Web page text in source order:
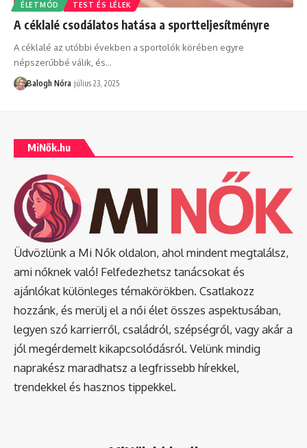
ÉLETMÓD TEST ÉS LÉLEK
A céklalé csodálatos hatása a sportteljesítményre
A céklalé az utóbbi években a sportolók körében egyre
népszerűbbé válik, és…
Balogh Nóra július 23, 2025
MiNők.hu
Üdvözlünk a Mi Nők oldalon, ahol mindent megtalálsz,
ami nőknek való! Felfedezhetsz tanácsokat és
ajánlókat különleges témakörökben. Csatlakozz
hozzánk, és merülj el a női élet összes aspektusában,
legyen szó karrierről, családról, szépségről, vagy akár a
jól megérdemelt kikapcsolódásról. Velünk mindig
naprakész maradhatsz a legfrissebb hírekkel,
trendekkel és hasznos tippekkel.